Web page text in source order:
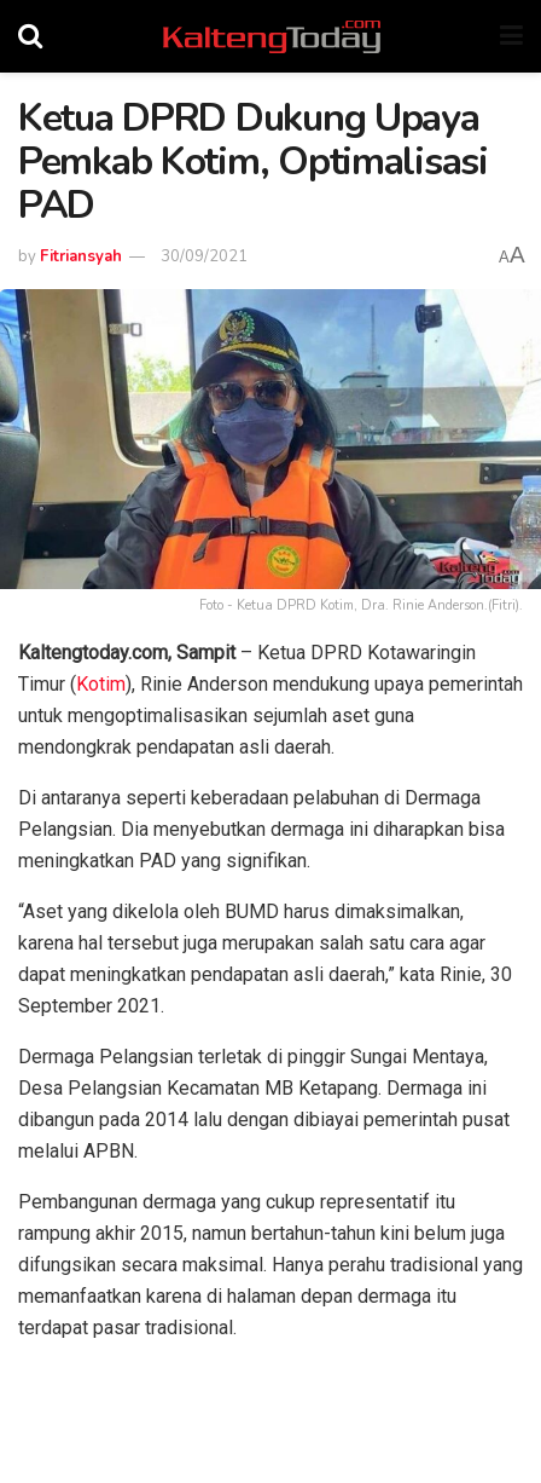
Ketua DPRD Dukung Upaya
Pemkab Kotim, Optimalisasi
PAD
by Fitriansyah 30/09/2021 AA
Foto - Ketua DPRD Kotim, Dra. Rinie Anderson.(Fitri).
Kaltengtoday.com, Sampit – Ketua DPRD Kotawaringin
Timur (Kotim), Rinie Anderson mendukung upaya pemerintah
untuk mengoptimalisasikan sejumlah aset guna
mendongkrak pendapatan asli daerah.
Di antaranya seperti keberadaan pelabuhan di Dermaga
Pelangsian. Dia menyebutkan dermaga ini diharapkan bisa
meningkatkan PAD yang signifikan.
“Aset yang dikelola oleh BUMD harus dimaksimalkan,
karena hal tersebut juga merupakan salah satu cara agar
dapat meningkatkan pendapatan asli daerah,” kata Rinie, 30
September 2021.
Dermaga Pelangsian terletak di pinggir Sungai Mentaya,
Desa Pelangsian Kecamatan MB Ketapang. Dermaga ini
dibangun pada 2014 lalu dengan dibiayai pemerintah pusat
melalui APBN.
Pembangunan dermaga yang cukup representatif itu
rampung akhir 2015, namun bertahun-tahun kini belum juga
difungsikan secara maksimal. Hanya perahu tradisional yang
memanfaatkan karena di halaman depan dermaga itu
terdapat pasar tradisional.